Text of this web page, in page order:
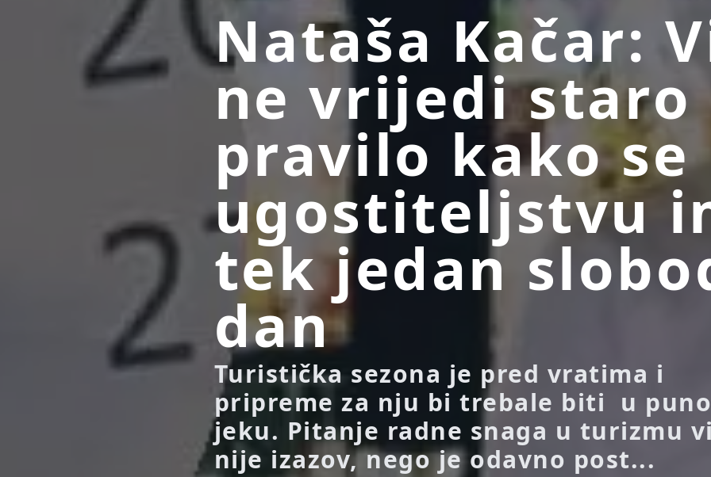
Nataša Kačar:
ne vrijedi staro
pravilo kako se
ugostiteljstvu
tek jedan
dan
Turistička sezona je pred vratima i
pripreme za nju bi trebale biti u
jeku. Pitanje radne snaga u turizmu
nije izazov, nego je odavno post...